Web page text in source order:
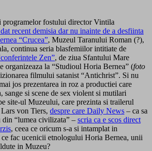
programelor fostului director Vintila
recent demisia dar nu inainte de a desfiinta
“Crucea”, Muzeul Taranului Roman (?),
continua seria blasfemiilor intitiate de
Zen”, de ziua Sfantului Mare
organizeaza la “Studioul Horia Bernea” (foto
filmului satanist “Antichrist”. Si nu
jos prezentarea in roz a productiei care
sange si scene de sex violent si mutilari
site-ul Muzeului, care prezinta si trailerul
von Tiers, despre care Daily News – ca sa
“lumea civilizata” – scria ca e scos direct
, ceea ce oricum s-a si intamplat in
ce fac ucenicii etnologului Horia Bernea, unii
in Muzeu?